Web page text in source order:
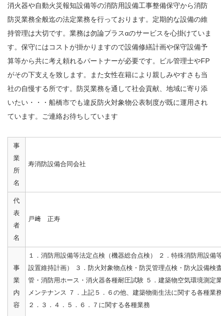
消火器や自動火災報知設備等の消防用設備工事整備保守から消防
防災業務全般迄の法定業務を行っております。定期的な設備の維
持管理は大切です。業務は勿論プラスαのサービスを心掛けていま
す。保守にはコストが掛かりますので設備修繕計画や保守設備予
算等から共に考え頼れるパートナーが必要です。ビル管理士やFP
がその下支えを致します。また女性在籍により親しみやすさも当
社の自慢する所です。防災業務を通して社会貢献、地域に寄り添
いたい・・・船橋市でも違反防火対象物公表制度が既に運用され
ています。ご連絡お待ちしています
事
業
所
名
寿消防設備合同会社
代
表
者
名
戸﨑 正寿
事
業
内
容
１．消防用設備等法定点検（機器総合点検） ２．特殊消防用設備
設置維持計画） ３．防火対象物点検・防災管理点検・防火設備検
管・消防用ホース・消火器各種耐圧試験 ５．建築物空気環境測定
メンテナンス ７．上記５．６の他、建築物衛生法に関する各種業
２．３．４．５．６．７に関する各種業務